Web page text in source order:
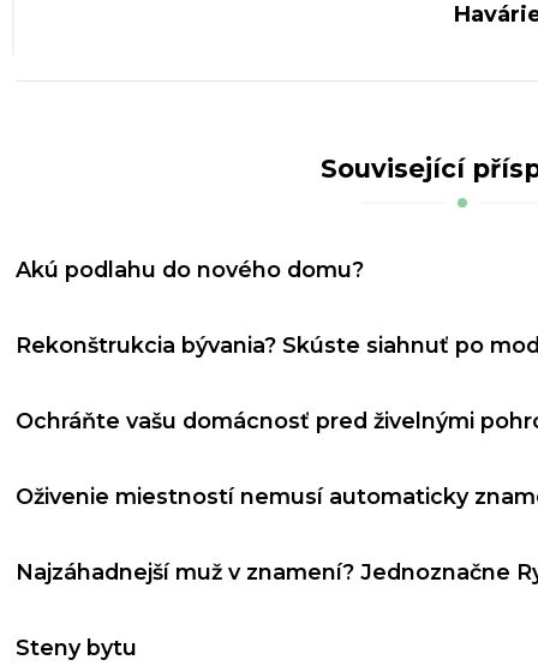
Související
Akú podlahu do nového domu?
Rekonštrukcia bývania? Skúste siahnuť po
Ochráňte vašu domácnosť pred živelnými
Oživenie miestností nemusí automaticky
Najzáhadnejší muž v znamení? Jednoznačne
Steny bytu